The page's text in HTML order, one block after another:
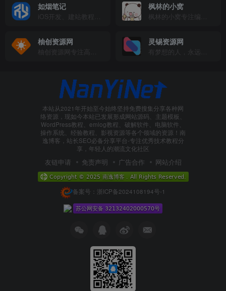
如烟笔记
iOS开发、建站教程与技术分享
枫林的小窝
枫林的小窝专注编程知识交流，分享各类源码与开发经验
柚创资源网
柚创资源网专注高质量建站资源与主题模板下载！提供免费WordPress主题、HTML5响应式模板、企业网站源码、电商主题及建站教程，助力快速搭建专业网站。每日更新，一键下载，站长必备资源库！
灵锡资源网
有梦想的人，永远年轻
本站从2021年开始至今始终坚持免费搜集分享各种网
络资源，现如今本站已发展形成网站源码、主题模板、
WordPress教程、emlog教程、破解软件、电脑软件、
操作系统、经验教程、影视资源等各个领域的资源！南
逸博客，站长SEO必备分享平台-专注优秀技术教程分
享，年轻人的潮流文化社区
友链申请 免责声明 广告合作 网站介绍
备案号：浙ICP备2024108194号-1